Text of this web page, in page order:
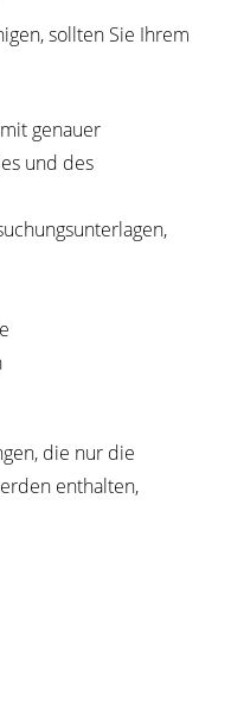
sollten Sie Ihrem
genauer
und des
die nur die
enthalten,